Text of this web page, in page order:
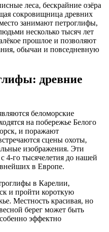
леса, бескрайние озёра
сокровищница древних
занимают петроглифы,
несколько тысяч лет
прошлое и позволяют
обычаи и повседневную
древние
беломорские
на побережье Белого
и поражают
сцены охоты,
изображения. Эти
4-го тысячелетия до нашей
в Европе.
в Карелии,
и пройти короткую
Местность красивая, но
берег может быть
эффектно